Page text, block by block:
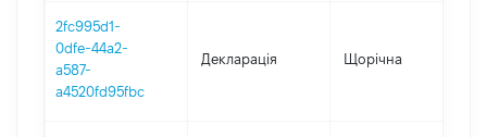
2fc995d1-
0dfe-44a2-
a587-
a4520fd95fbc
Декларація Щорічна